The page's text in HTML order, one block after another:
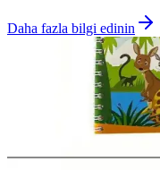
Daha fazla bilgi edinin